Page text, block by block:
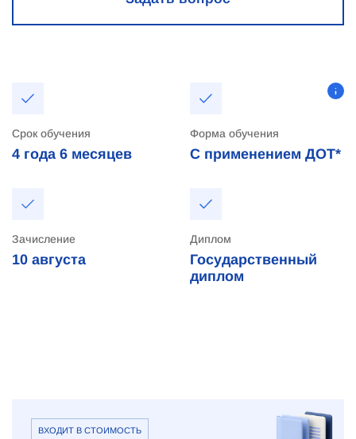
Срок обучения
4 года 6 месяцев
Форма обучения
С применением ДОТ*
Зачисление
10 августа
Диплом
Государственный
диплом
ВХОДИТ В СТОИМОСТЬ